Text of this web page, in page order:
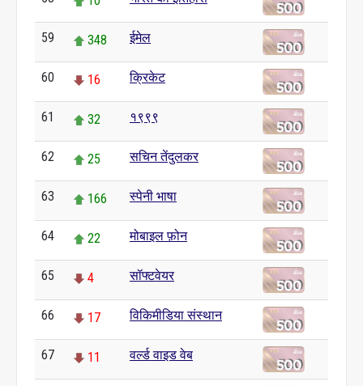
59 348 ईमेल
60 16 क्रिकेट
61 32 १९९९
62 25 सचिन तेंदुलकर
63 166 स्पेनी भाषा
64 22 मोबाइल फ़ोन
65 4 सॉफ्टवेयर
66 17 विकिमीडिया संस्थान
67 11 वर्ल्ड वाइड वेब